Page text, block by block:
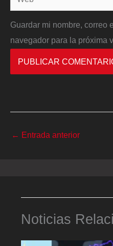
Guardar mi nombre, correo
navegador para la próxima
← Entrada anterior
Noticias